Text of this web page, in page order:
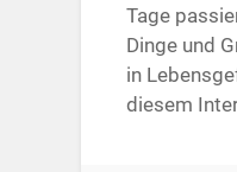
Tage
Dinge und
in
diesem